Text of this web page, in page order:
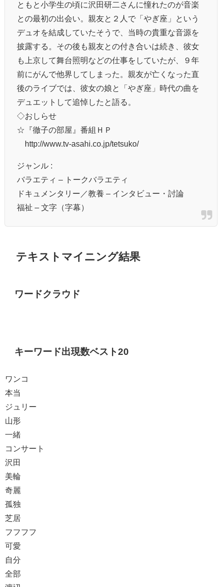
ともと小学生の頃に沢田研二さんに憧れたのが音楽
との最初の出会い。親友と２人で「やぎ座」という
デュオを結成していたそうで、当時の貴重な音源を
披露する。その後も親友との付き合いは続き、彼女
も上京して舞台照明などの仕事をしていたが、９年
前にがんで他界してしまった。親友が亡くなった直
後のライブでは、彼女の娘と「やぎ座」時代の曲を
デュエットして追悼したと語る。
◇おしらせ
☆『徹子の部屋』番組ＨＰ
http://www.tv-asahi.co.jp/tetsuko/
ジャンル :
バラエティ – トークバラエティ
ドキュメンタリー／教養 – インタビュー・討論
福祉 – 文字（字幕）
テキストマイニング結果
ワードクラウド
キーワード出現数ベスト20
ワンコ
本当
ジュリー
山形
一緒
コンサート
沢田
美輪
奇麗
孤独
芝居
フフフフ
可愛
自分
全部